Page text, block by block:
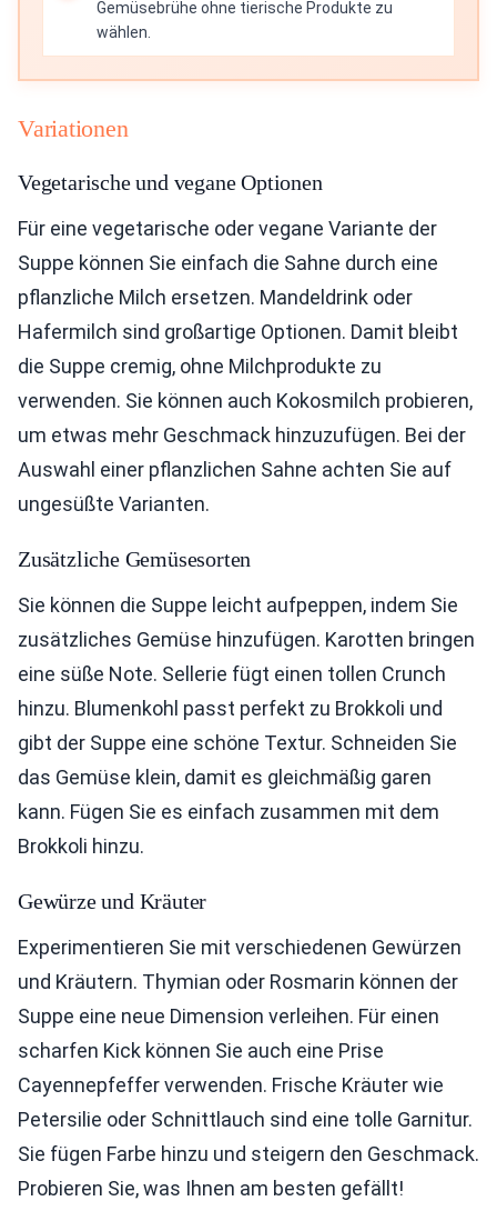
Gemüsebrühe ohne tierische Produkte zu
wählen.
Variationen
Vegetarische und vegane Optionen
Für eine vegetarische oder vegane Variante der
Suppe können Sie einfach die Sahne durch eine
pflanzliche Milch ersetzen. Mandeldrink oder
Hafermilch sind großartige Optionen. Damit bleibt
die Suppe cremig, ohne Milchprodukte zu
verwenden. Sie können auch Kokosmilch probieren,
um etwas mehr Geschmack hinzuzufügen. Bei der
Auswahl einer pflanzlichen Sahne achten Sie auf
ungesüßte Varianten.
Zusätzliche Gemüsesorten
Sie können die Suppe leicht aufpeppen, indem Sie
zusätzliches Gemüse hinzufügen. Karotten bringen
eine süße Note. Sellerie fügt einen tollen Crunch
hinzu. Blumenkohl passt perfekt zu Brokkoli und
gibt der Suppe eine schöne Textur. Schneiden Sie
das Gemüse klein, damit es gleichmäßig garen
kann. Fügen Sie es einfach zusammen mit dem
Brokkoli hinzu.
Gewürze und Kräuter
Experimentieren Sie mit verschiedenen Gewürzen
und Kräutern. Thymian oder Rosmarin können der
Suppe eine neue Dimension verleihen. Für einen
scharfen Kick können Sie auch eine Prise
Cayennepfeffer verwenden. Frische Kräuter wie
Petersilie oder Schnittlauch sind eine tolle Garnitur.
Sie fügen Farbe hinzu und steigern den Geschmack.
Probieren Sie, was Ihnen am besten gefällt!